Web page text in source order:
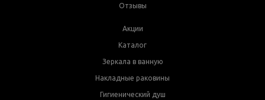
Отзывы
Акции
Каталог
Зеркала в ванную
Накладные раковины
Гигиенический душ